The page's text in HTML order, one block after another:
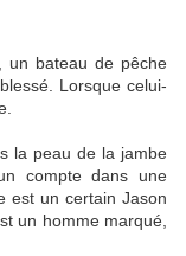
un bateau de pêche
Lorsque celui-
la peau de la jambe
compte dans une
est un certain Jason
un homme marqué,